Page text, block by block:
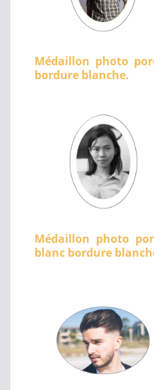
Médaillon photo
bordure blanche.
Médaillon photo
blanc bordure